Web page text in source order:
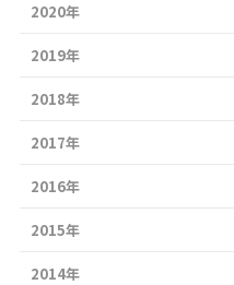
2020年
2019年
2018年
2017年
2016年
2015年
2014年